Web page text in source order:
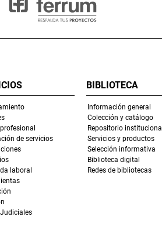
de servicios
laboral
BIBLIOTECA
Información general
Colección y catálogo
Repositorio institucional
Servicios y productos
Selección informativa
Biblioteca digital
Redes de bibliotecas